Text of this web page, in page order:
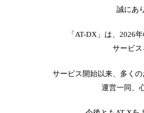
誠にあ
「AT-DX」は、2026
サービ
サービス開始以来、多く
運営一同、